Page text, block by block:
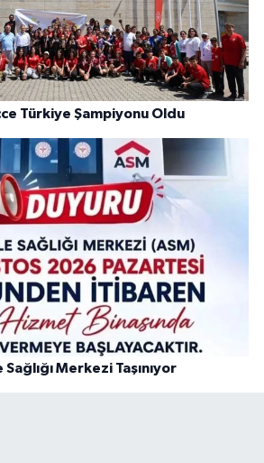
Türkiye Şampiyonu Oldu
Merkezi Taşınıyor